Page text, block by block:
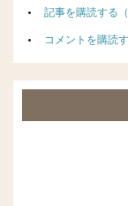
記事を購読する（
コメントを購読